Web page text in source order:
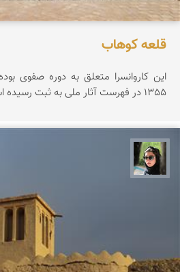
قلعه كوهاب
1355 در فهرست آثار ملی به ثبت رسیده است